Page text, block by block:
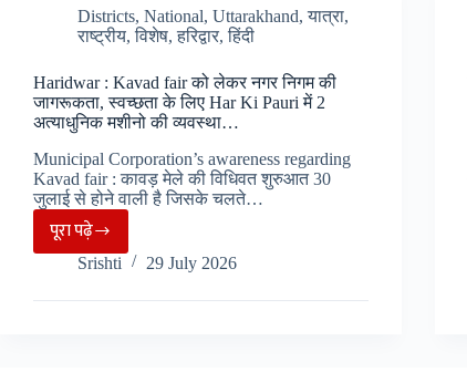
नये
CEO,
अर्फिका
की
कंपंनी
को
बनाया
था
नं०
Districts, National, Uttarakhand,यात्रा,
राष्ट्रीय,विशेष,हरिद्वार,हिंदी
Haridwar : Kavad fair को लेकर नगर निगम की
जागरूकता, स्वच्छता के लिए Har Ki Pauri में 2
अत्याधुनिक मशीनो की व्यवस्था…
Municipal Corporation’s awareness regarding
Kavad fair : कावड़ मेले की विधिवत शुरुआत 30
जुलाई से होने वाली है जिसके चलते…
पूरा पढ़ेHaridwar
:
Kavad
Srishti 29 July 2026